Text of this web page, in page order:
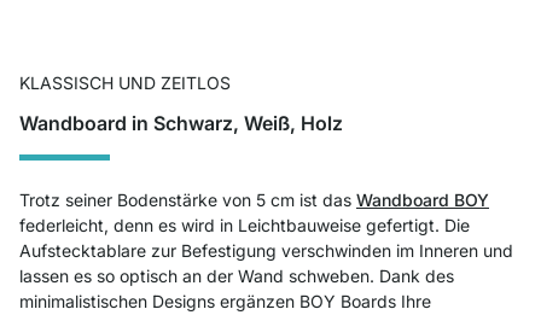
KLASSISCH UND ZEITLOS
Wandboard in Schwarz, Weiß, Holz
Trotz seiner Bodenstärke von 5 cm ist das Wandboard BOY
federleicht, denn es wird in Leichtbauweise gefertigt. Die
Aufstecktablare zur Befestigung verschwinden im Inneren und
lassen es so optisch an der Wand schweben. Dank des
minimalistischen Designs ergänzen BOY Boards Ihre